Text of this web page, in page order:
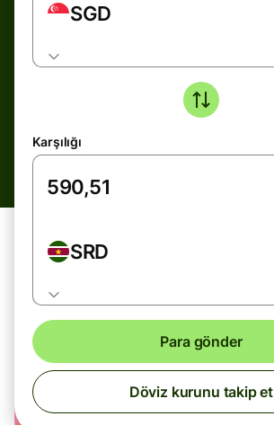
SGD
Karşılığı
SRD
Para gönder
Döviz kurunu takip et